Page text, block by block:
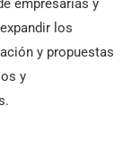
empresarias y
los
y propuestas
y